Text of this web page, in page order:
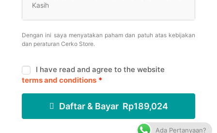
Kasih
Dengan ini saya menyatakan paham dan patuh atas kebijakan
dan peraturan Cerko Store.
I have read and agree to the website
terms and conditions *
Daftar & Bayar Rp189,024
Ada Pertanyaan?